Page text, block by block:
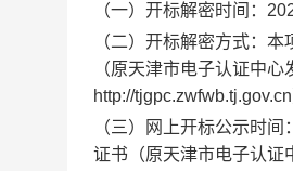
（一）开标解密时间：
（二）开标解密方式：本
（原天津市电子认证中
http://tjgpc.zwfwb.tj.gov.cn
（三）网上开标公示时间：
证书（原天津市电子认证